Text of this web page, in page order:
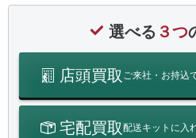
選べる ３つ
店頭買取 ご来社・お持込
宅配買取配送キットに入